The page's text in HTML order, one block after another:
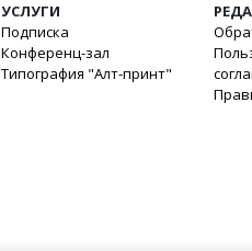
УСЛУГИ
Подписка
Конференц-зал
Типография "Алт-принт"